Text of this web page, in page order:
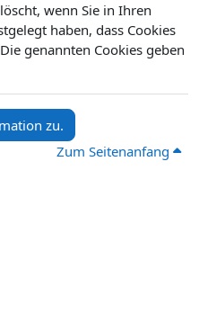
wenn Sie in Ihren
haben, dass Cookies
genannten Cookies geben
zu.
Zum Seitenanfang